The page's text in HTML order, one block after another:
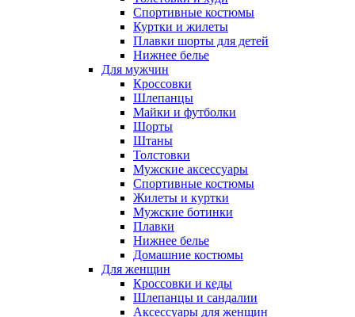
Спортивные костюмы
Куртки и жилеты
Плавки шорты для детей
Нижнее белье
Для мужчин
Кроссовки
Шлепанцы
Майки и футболки
Шорты
Штаны
Толстовки
Мужские аксессуары
Спортивные костюмы
Жилеты и куртки
Мужские ботинки
Плавки
Нижнее белье
Домашние костюмы
Для женщин
Кроссовки и кеды
Шлепанцы и сандалии
Аксессуары для женщин